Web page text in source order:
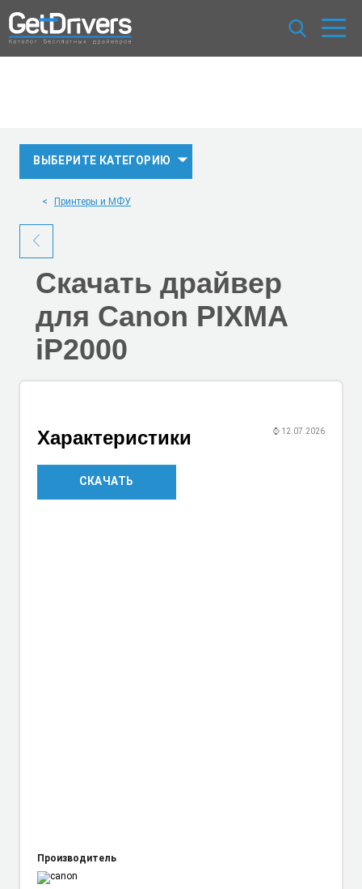
ВЫБЕРИТЕ КАТЕГОРИЮ
Принтеры и МФУ
Скачать драйвер
для Canon PIXMA
iP2000
⌚ 12.07.2026
Характеристики
Производитель
СКАЧАТЬ